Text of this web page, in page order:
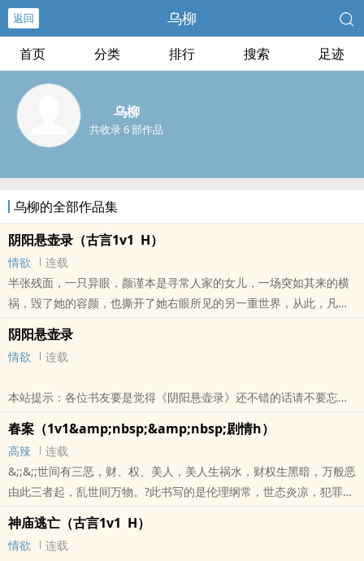
返回 乌柳
首页 分类 排行 搜索 足迹
乌柳
共收录 6 部作品
乌柳的全部作品集
阴阳悬壶录（古言1v1 H）
情欲
连载
半张残面，一只异眼，颜谨本是寻常人家的女儿，一场突如其来的横
祸，毁了她的容颜，也撕开了她右眼所见的另一重世界，从此，凡人
医者，不避垢，不择地，提着药箱走入青楼楚馆，扎根于这江湖中最
泥泞也最繁华的方寸之地。在这里，三教九流交汇，人心与鬼魅同
身，行的是道，见的是这浮世众生，亦是满目鬼
本站提示：各位书友要是觉得《阴阳悬壶录（古言1v1 H）》还不错
的话请不要忘记向您QQ群和微博里的朋友推荐哦！
阴阳悬壶录
情欲 连载
本站提示：各位书友要是觉得《阴阳悬壶录》还不错的话请不要忘记
向您QQ群和微博里的朋友推荐哦！
春案（1v1&amp;nbsp;&amp;nbsp;剧情h）
高辣
连载
&;;&;;世间有三恶，财、权、美人，美人生祸水，财权生黑暗，万般恶
由此三者起，乱世间万物。?此书写的是伦理纲常，世态炎凉，犯罪与
破案，江湖之中，庙堂之上的儿女情长，剧情为主。不知不觉已经37
章了，现打算40章..
本站提示：各位书友要是觉得《春案（1v1&amp;nbsp;&amp;nbsp;
神庙逃亡（古言1v1 H）
情欲 连载